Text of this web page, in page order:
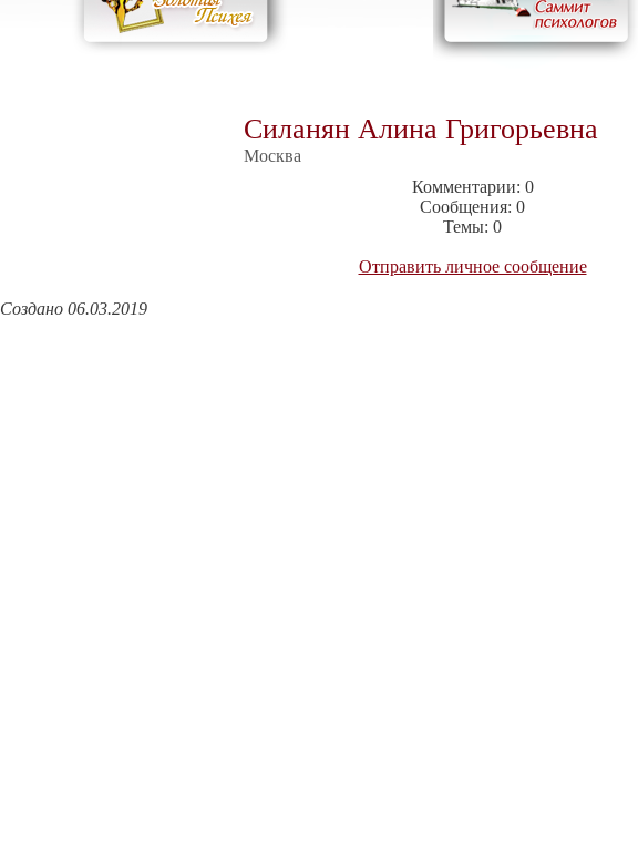
Силанян Алина Григорьевна
Москва
Комментарии: 0
Сообщения: 0
Темы: 0
Отправить личное сообщение
Создано 06.03.2019